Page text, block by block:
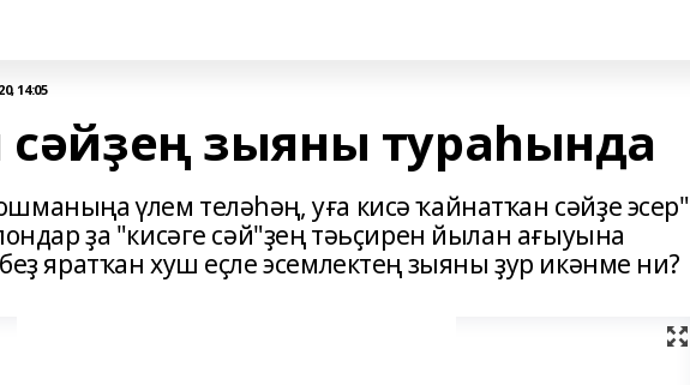
14:05
зыяны тураһында
үлем теләһәң, уға кисә ҡайнатҡан сәйҙе эсер"
ҙа "кисәге сәй"ҙең тәьҫирен йылан ағыуына
яратҡан хуш еҫле эсемлектең зыяны ҙур икәнме ни?